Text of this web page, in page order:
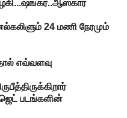
24 மணி நேரமும்
எவ்வளவு
படங்களின்